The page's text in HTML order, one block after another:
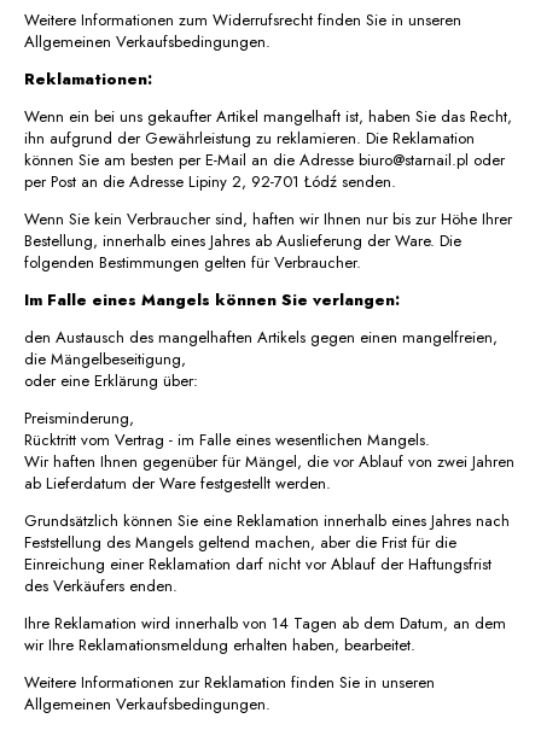
Weitere Informationen zum Widerrufsrecht finden Sie in unseren
Allgemeinen Verkaufsbedingungen.
Reklamationen:
Wenn ein bei uns gekaufter Artikel mangelhaft ist, haben Sie das Recht,
ihn aufgrund der Gewährleistung zu reklamieren. Die Reklamation
können Sie am besten per E-Mail an die Adresse biuro@starnail.pl oder
per Post an die Adresse Lipiny 2, 92-701 Łódź senden.
Wenn Sie kein Verbraucher sind, haften wir Ihnen nur bis zur Höhe Ihrer
Bestellung, innerhalb eines Jahres ab Auslieferung der Ware. Die
folgenden Bestimmungen gelten für Verbraucher.
Im Falle eines Mangels können Sie verlangen:
den Austausch des mangelhaften Artikels gegen einen mangelfreien,
die Mängelbeseitigung,
oder eine Erklärung über:
Preisminderung,
Rücktritt vom Vertrag - im Falle eines wesentlichen Mangels.
Wir haften Ihnen gegenüber für Mängel, die vor Ablauf von zwei Jahren
ab Lieferdatum der Ware festgestellt werden.
Grundsätzlich können Sie eine Reklamation innerhalb eines Jahres nach
Feststellung des Mangels geltend machen, aber die Frist für die
Einreichung einer Reklamation darf nicht vor Ablauf der Haftungsfrist
des Verkäufers enden.
Ihre Reklamation wird innerhalb von 14 Tagen ab dem Datum, an dem
wir Ihre Reklamationsmeldung erhalten haben, bearbeitet.
Weitere Informationen zur Reklamation finden Sie in unseren
Allgemeinen Verkaufsbedingungen.